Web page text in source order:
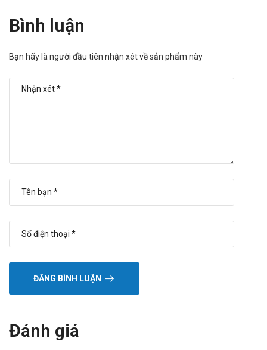
Bình luận
Bạn hãy là người đầu tiên nhận xét về sản phẩm này
ĐĂNG BÌNH LUẬN
Đánh giá